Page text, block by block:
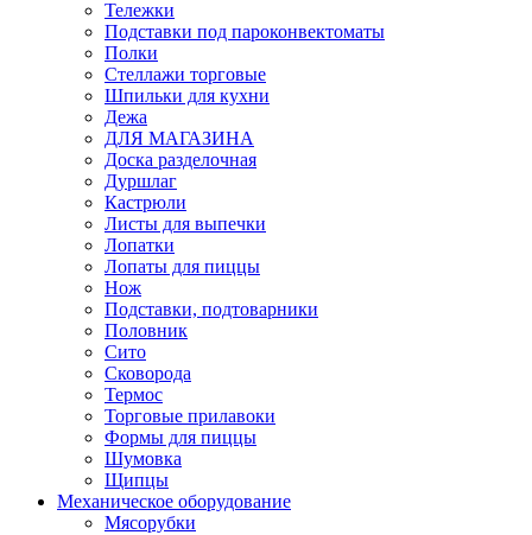
Тележки
Подставки под пароконвектоматы
Полки
Стеллажи торговые
Шпильки для кухни
Дежа
ДЛЯ МАГАЗИНА
Доска разделочная
Дуршлаг
Кастрюли
Листы для выпечки
Лопатки
Лопаты для пиццы
Нож
Подставки, подтоварники
Половник
Сито
Сковорода
Термос
Торговые прилавоки
Формы для пиццы
Шумовка
Щипцы
Механическое оборудование
Мясорубки